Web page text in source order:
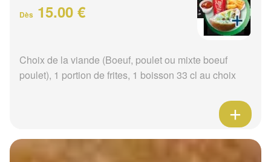
Dès 15.00 €
Choix de la viande (Boeuf, poulet ou mixte boeuf
poulet), 1 portion de frites, 1 boisson 33 cl au choix